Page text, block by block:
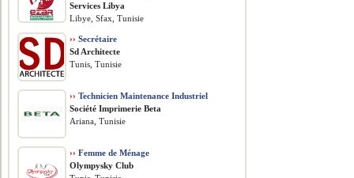
Services Libya
Libye, Sfax, Tunisie
›› Secrétaire
Sd Architecte
Tunis, Tunisie
›› Technicien Maintenance Industriel
Société Imprimerie Beta
Ariana, Tunisie
›› Femme de Ménage
Olympysky Club